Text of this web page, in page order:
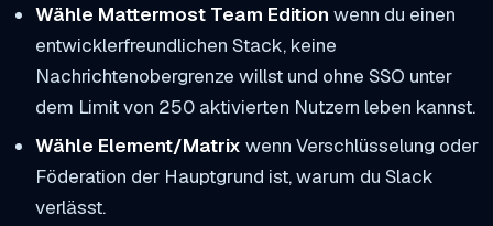
Wähle Mattermost Team Edition wenn du einen
entwicklerfreundlichen Stack, keine
Nachrichtenobergrenze willst und ohne SSO unter
dem Limit von 250 aktivierten Nutzern leben kannst.
Wähle Element/Matrix wenn Verschlüsselung oder
Föderation der Hauptgrund ist, warum du Slack
verlässt.